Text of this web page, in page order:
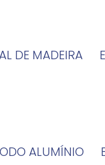
DE MADEIRA
ALUMÍNIO